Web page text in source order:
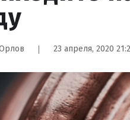
23 апреля, 2020